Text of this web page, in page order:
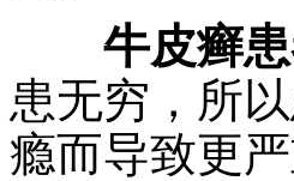
牛皮癣
患无穷，所
瘾而导致更严